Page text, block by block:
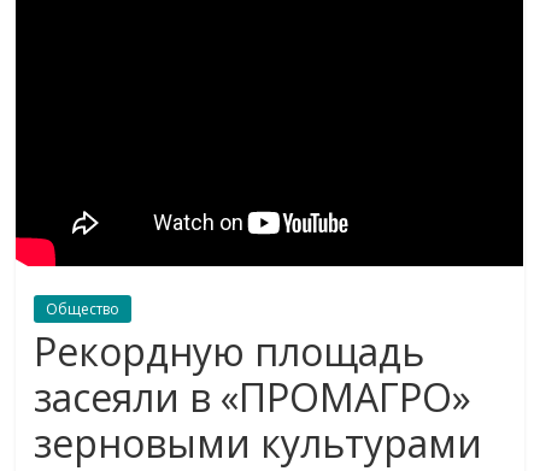
Общество
Рекордную площадь
засеяли в «ПРОМАГРО»
зерновыми культурами